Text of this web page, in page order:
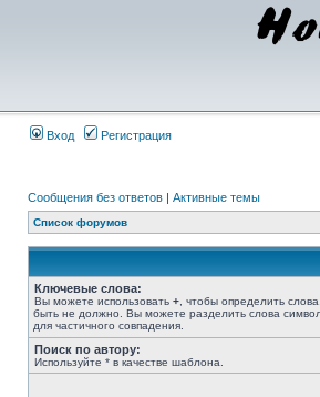
Вход Регистрация
Сообщения без ответов | Активные темы
Список форумов
Ключевые слова:
Вы можете использовать + , чтобы определить
быть не должно. Вы можете разделить слова
для частичного совпадения.
Поиск по автору:
Используйте * в качестве шаблона.